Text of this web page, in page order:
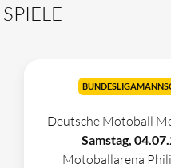
SPIELE
Deutsche Motoball
Samstag,
Motoballarena